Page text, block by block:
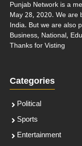
Punjab Network is a
May 28, 2020. We are
India. But we are also
Business, National,
Thanks for Visting
Categories
Political
Sports
Entertainment